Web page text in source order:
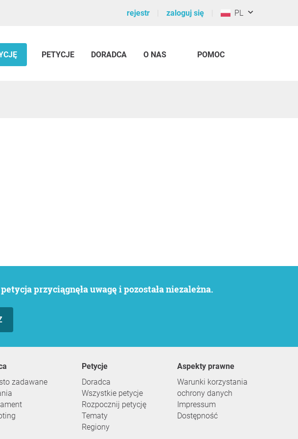
rejestr zaloguj się PL
PETYCJE DORADCA O NAS POMOC
przyciągnęła uwagę i pozostała niezależna.
zadawane
Petycje
Doradca
Wszystkie petycje
Rozpocznij petycję
Tematy
Regiony
Aspekty prawne
Warunki korzystania
ochrony danych
Impressum
Dostępność